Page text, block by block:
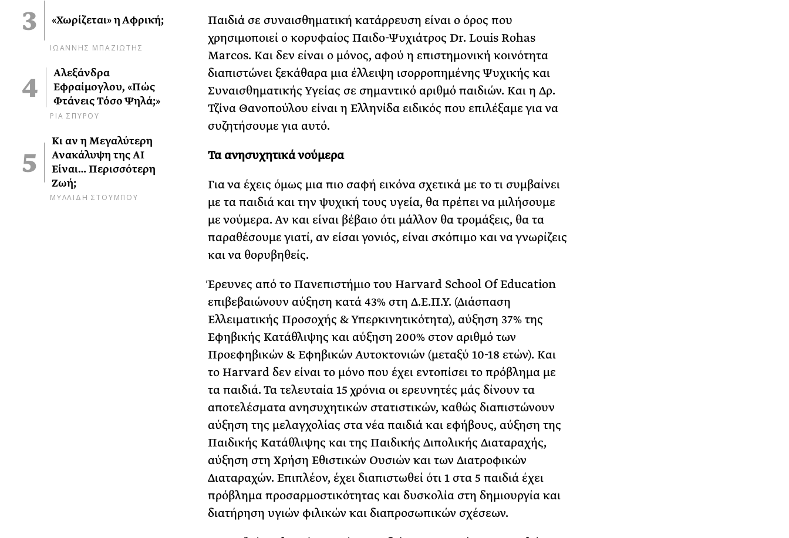
«Χωρίζεται» η Αφρική;
ΙΩΑΝΝΗΣ ΜΠΑΖΙΩΤΗΣ
Αλεξάνδρα
Εφραίμογλου, «Πώς
Φτάνεις Τόσο Ψηλά;»
ΡΙΑ ΣΠΥΡΟΥ
Κι αν η Μεγαλύτερη
Ανακάλυψη της AI
Είναι… Περισσότερη
Ζωή;
ΜΥΛΑΙΔΗ ΣΤΟΥΜΠΟΥ
Παιδιά σε συναισθηματική κατάρρευση είναι ο όρος που
χρησιμοποιεί ο κορυφαίος Παιδο-Ψυχιάτρος Dr. Louis Rohas
Marcos. Και δεν είναι ο μόνος, αφού η επιστημονική κοινότητα
διαπιστώνει ξεκάθαρα μια έλλειψη ισορροπημένης Ψυχικής και
Συναισθηματικής Υγείας σε σημαντικό αριθμό παιδιών. Και η Δρ.
Τζίνα Θανοπούλου είναι η Ελληνίδα ειδικός που επιλέξαμε για να
συζητήσουμε για αυτό.
Τα ανησυχητικά νούμερα
Για να έχεις όμως μια πιο σαφή εικόνα σχετικά με το τι συμβαίνει
με τα παιδιά και την ψυχική τους υγεία, θα πρέπει να μιλήσουμε
με νούμερα. Αν και είναι βέβαιο ότι μάλλον θα τρομάξεις, θα τα
παραθέσουμε γιατί, αν είσαι γονιός, είναι σκόπιμο και να γνωρίζεις
και να θορυβηθείς.
Έρευνες από το Πανεπιστήμιο του Harvard School Of Education
επιβεβαιώνουν αύξηση κατά 43% στη Δ.Ε.Π.Υ. (Διάσπαση
Ελλειματικής Προσοχής & Υπερκινητικότητα), αύξηση 37% της
Εφηβικής Κατάθλιψης και αύξηση 200% στον αριθμό των
Προεφηβικών & Εφηβικών Αυτοκτονιών (μεταξύ 10-18 ετών). Και
το Harvard δεν είναι το μόνο που έχει εντοπίσει το πρόβλημα με
τα παιδιά. Τα τελευταία 15 χρόνια οι ερευνητές μάς δίνουν τα
αποτελέσματα ανησυχητικών στατιστικών, καθώς διαπιστώνουν
αύξηση της μελαγχολίας στα νέα παιδιά και εφήβους, αύξηση της
Παιδικής Κατάθλιψης και της Παιδικής Διπολικής Διαταραχής,
αύξηση στη Χρήση Εθιστικών Ουσιών και των Διατροφικών
Διαταραχών. Επιπλέον, έχει διαπιστωθεί ότι 1 στα 5 παιδιά έχει
πρόβλημα προσαρμοστικότητας και δυσκολία στη δημιουργία και
διατήρηση υγιών φιλικών και διαπροσωπικών σχέσεων.